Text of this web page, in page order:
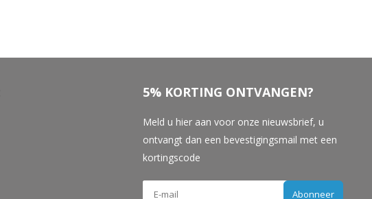
5% KORTING ONTVANGEN?
Meld u hier aan voor onze nieuwsbrief, u
ontvangt dan een bevestigingsmail met een
kortingscode
Abonneer